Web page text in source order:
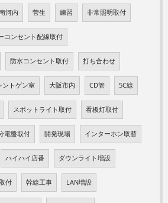
河内 菅生 練習 非常照明取付
コンセント配線取付
防水コンセント取付 打ち合わせ
ントゲン室 大阪市内 CD管 5C線
スポットライト取付 看板灯取付
電盤取付 開発現場 インターホン取替
ハイハイ店番 ダウンライト増設
付 幹線工事 LAN増設